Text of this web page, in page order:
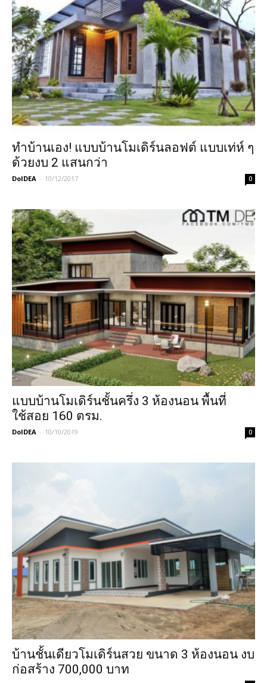
ทำบ้านเอง! แบบบ้านโมเดิร์นลอฟต์ แบบเท่ห์ ๆ
ด้วยงบ 2 แสนกว่า
DoIDEA - 10/12/2017 0
แบบบ้านโมเดิร์นชั้นครึ่ง 3 ห้องนอน พื้นที่
ใช้สอย 160 ตรม.
DoIDEA - 10/10/2019 0
บ้านชั้นเดียวโมเดิร์นสวย ขนาด 3 ห้องนอน งบ
ก่อสร้าง 700,000 บาท